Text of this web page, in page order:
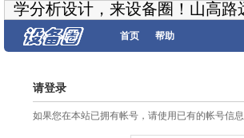
学分析设计，来设备圈！山高
首页 帮助
请登录
如果您在本站已拥有帐号，请使用已有的帐号信